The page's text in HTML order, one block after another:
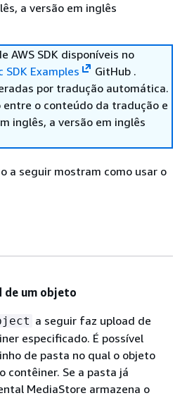
a versão em inglês
AWS SDK disponíveis no
SDK Examples
GitHub .
por tradução automática.
entre o conteúdo da tradução e
inglês, a versão em inglês
a seguir mostram como usar o
de um objeto
a seguir faz upload de
especificado. É possível
de pasta no qual o objeto
contêiner. Se a pasta já
MediaStore armazena o